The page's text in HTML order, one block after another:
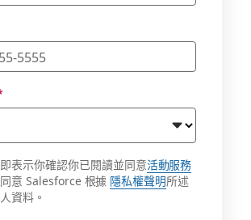
表示你確認你已閱讀並同意活動服務
意 Salesforce 根據 隱私權聲明所述
資料。